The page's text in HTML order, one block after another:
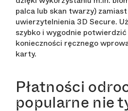
palca lub skan twarzy)
uwierzytelnienia 3D Secure.
szybko i wygodnie
konieczności ręcznego
karty.
Płatności
popularne nie